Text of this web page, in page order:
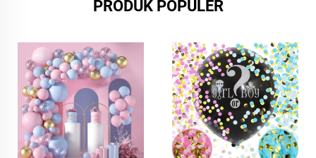
PRODUK POPULER